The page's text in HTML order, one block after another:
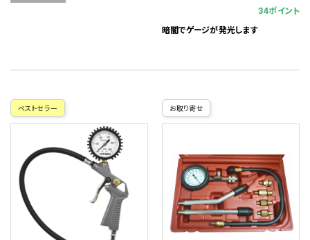
34ポイント
暗闇でゲージが発光します
ベストセラー お取り寄せ